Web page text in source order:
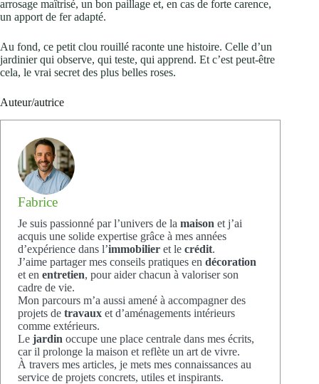
arrosage maîtrisé, un bon paillage et, en cas de forte carence,
un apport de fer adapté.
Au fond, ce petit clou rouillé raconte une histoire. Celle d’un
jardinier qui observe, qui teste, qui apprend. Et c’est peut-être
cela, le vrai secret des plus belles roses.
Auteur/autrice
Fabrice
Je suis passionné par l’univers de la maison et j’ai
acquis une solide expertise grâce à mes années
d’expérience dans l’immobilier et le crédit.
J’aime partager mes conseils pratiques en décoration
et en entretien, pour aider chacun à valoriser son
cadre de vie.
Mon parcours m’a aussi amené à accompagner des
projets de travaux et d’aménagements intérieurs
comme extérieurs.
Le jardin occupe une place centrale dans mes écrits,
car il prolonge la maison et reflète un art de vivre.
À travers mes articles, je mets mes connaissances au
service de projets concrets, utiles et inspirants.